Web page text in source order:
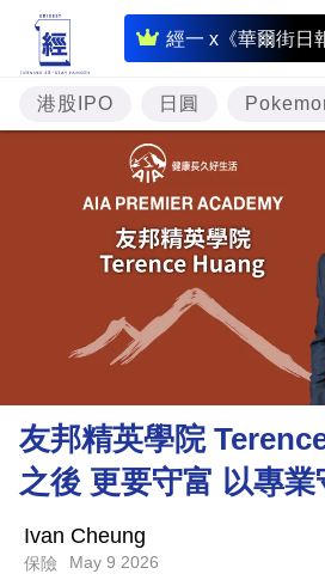
經一 x《華爾街日
即
時
財
經
專
題
投
樓
理
財
商
科
港股IPO 日圓
友邦精英學院
之後 更要守富 以專業
Ivan Cheung
保險 May 9 2026